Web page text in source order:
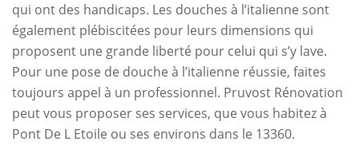
qui ont des handicaps. Les douches à l’italienne sont
également plébiscitées pour leurs dimensions qui
proposent une grande liberté pour celui qui s’y lave.
Pour une pose de douche à l’italienne réussie, faites
toujours appel à un professionnel. Pruvost Rénovation
peut vous proposer ses services, que vous habitez à
Pont De L Etoile ou ses environs dans le 13360.